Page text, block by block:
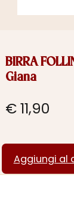
BIRRA
Giana
€11,90
Aggiungi al